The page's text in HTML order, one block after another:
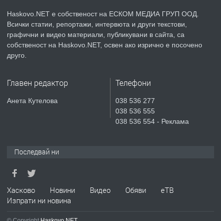
Училищни, гр. Хасково.
преди 3 дни
ПРЕДЛАГА
Апартамент за продажба
Haskovo.NET е собственост на ЕСКОМ МЕДИА ГРУП ООД.
Всички статии, репортажи, интервюта и други текстови,
графични и видео материали, публикувани в сайта, са
собственост на Haskovo.NET, освен ако изрично е посочено
друго.
Главен редактор
Анета Кутелова
Телефони
038 536 277
038 536 555
038 536 554 - Реклама
Последвай ни
Хасково Новини Видео Обяви
еТВ
Изпрати ни новина